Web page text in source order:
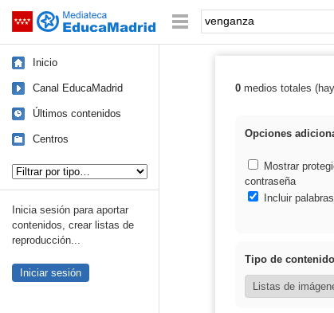
Saltar navegación Palabra o frase:
Inicio
Canal EducaMadrid
Últimos contenidos
Centros
Inicia sesión para aportar
contenidos, crear listas de
reproducción...
Iniciar sesión
Resultados
0medios totales
Opciones
Mostrar
contraseña
Incluir
Tipo de